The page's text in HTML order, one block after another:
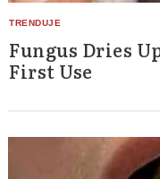
Fungus Dries
First Use